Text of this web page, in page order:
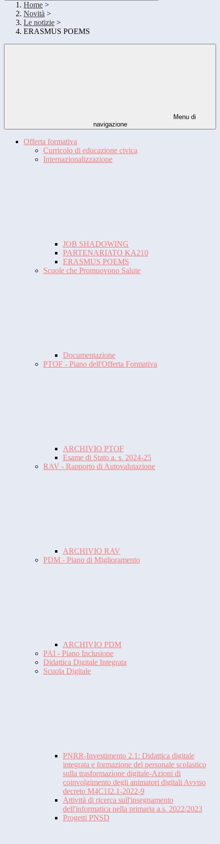
Home >
Novità >
Le notizie >
ERASMUS POEMS
Menu di
navigazione
Offerta formativa
Curricolo di educazione civica
Internazionalizzazione
JOB SHADOWING
PARTENARIATO KA210
ERASMUS POEMS
Scuole che Promuovono Salute
Documentazione
PTOF - Piano dell'Offerta Formativa
ARCHIVIO PTOF
Esame di Stato a. s. 2024-25
RAV - Rapporto di Autovalutazione
ARCHIVIO RAV
PDM - Piano di Miglioramento
ARCHIVIO PDM
PAI - Piano Inclusione
Didattica Digitale Integrata
Scuola Digitale
PNRR-Investimento 2.1: Didattica digitale
integrata e formazione del personale scolastico
sulla trasformazione digitale-Azioni di
coinvolgimento degli animatori digitali Avviso
decreto M4C1I2.1-2022-9
Attività di ricerca sull'insegnamento
dell'informatica nella primaria a.s. 2022/2023
Progetti PNSD